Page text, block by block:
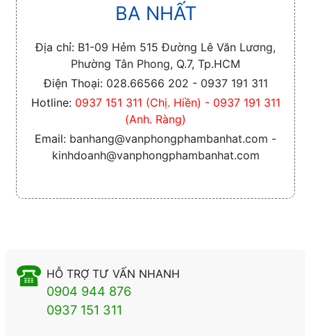
BA NHẤT
Địa chỉ: B1-09 Hẻm 515 Đường Lê Văn Lương,
Phường Tân Phong, Q.7, Tp.HCM
Điện Thoại: 028.66566 202 - 0937 191 311
Hotline: 0937 151 311 (Chị. Hiền) - 0937 191 311
(Anh. Ràng)
Email: banhang@vanphongphambanhat.com -
kinhdoanh@vanphongphambanhat.com
HỖ TRỢ TƯ VẤN NHANH
0904 944 876
0937 151 311